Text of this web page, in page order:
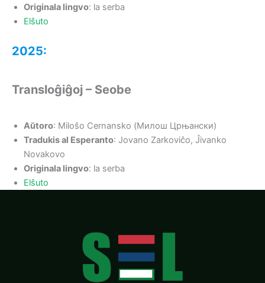
Originala lingvo: la serba
Elŝuto
2025:
Transloĝiĝoj – Seobe
Aŭtoro: Miloŝo Cernansko (Милош Црњански)
Tradukis al Esperanto: Jovano Zarkoviĉo, Ĵivanko
Novakovo
Originala lingvo: la serba
Elŝuto